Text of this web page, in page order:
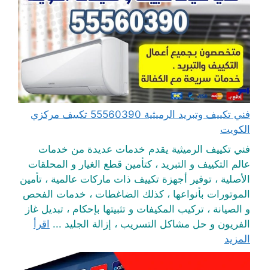
فني تكييف وتبريد الرميثية 55560390 تكييف مركزي
الكويت
فني تكييف الرميثية يقدم خدمات عديدة من خدمات
عالم التكييف و التبريد ، كتأمين قطع الغيار و المحلقات
الأصلية ، توفير أجهزة تكييف ذات ماركات عالمية ، تأمين
الموتورات بأنواعها ، كذلك الضاغطات ، خدمات الفحص
و الصيانة ، تركيب المكيفات و تثبيتها بإحكام ، تبديل غاز
الفريون و حل مشاكل التسريب ، إزالة الجليد ... اقرأ
المزيد